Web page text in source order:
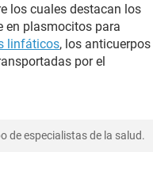
los cuales destacan los
en plasmocitos para
linfáticos, los anticuerpos
por el
de especialistas de la salud.